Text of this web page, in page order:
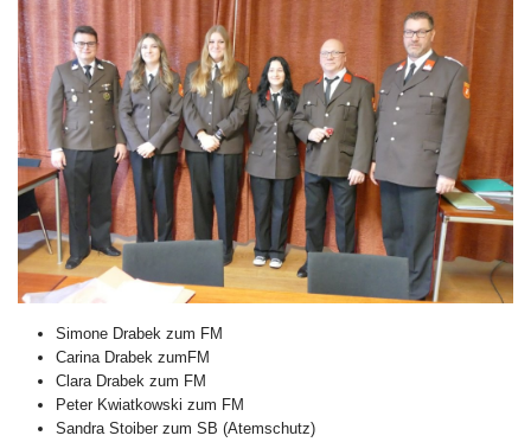
Simone Drabek zum FM
Carina Drabek zumFM
Clara Drabek zum FM
Peter Kwiatkowski zum FM
Sandra Stoiber zum SB (Atemschutz)